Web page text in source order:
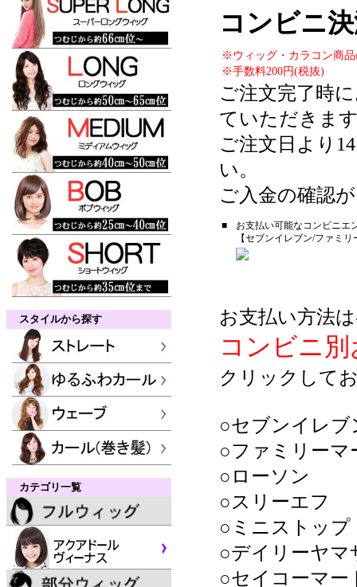
スタイルから探す
カテゴリ一覧
コンビニ
※ウィッグ・カラコン商
※手数料200円(税抜)
ご注文完了時
ていただきま
ご注文日より
い。
ご入金の確認
■
お支払い可能なコンビニエ
【セブンイレブン/ファミ
お支払い方法
コンビニ
クリックして
○セブンイレブ
○ファミリーマ
○ローソン
○スリーエフ
○ミニストップ
○デイリーヤマ
○セイコーマー